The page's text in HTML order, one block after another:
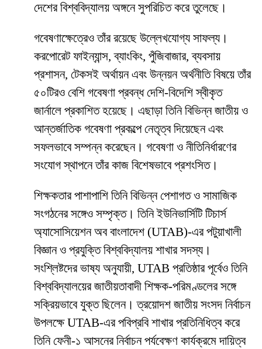
দেশের বিশ্ববিদ্যালয় অঙ্গনে সুপরিচিত করে তুলেছে।
গবেষণাক্ষেত্রেও তাঁর রয়েছে উল্লেখযোগ্য সাফল্য।
করপোরেট ফাইন্যান্স, ব্যাংকিং, পুঁজিবাজার, ব্যবসায়
প্রশাসন, টেকসই অর্থায়ন এবং উন্নয়ন অর্থনীতি বিষয়ে তাঁর
৫০টিরও বেশি গবেষণা প্রবন্ধ দেশি-বিদেশি স্বীকৃত
জার্নালে প্রকাশিত হয়েছে। এছাড়া তিনি বিভিন্ন জাতীয় ও
আন্তর্জাতিক গবেষণা প্রকল্পে নেতৃত্ব দিয়েছেন এবং
সফলভাবে সম্পন্ন করেছেন। গবেষণা ও নীতিনির্ধারণের
সংযোগ স্থাপনে তাঁর কাজ বিশেষভাবে প্রশংসিত।
শিক্ষকতার পাশাপাশি তিনি বিভিন্ন পেশাগত ও সামাজিক
সংগঠনের সঙ্গেও সম্পৃক্ত। তিনি ইউনিভার্সিটি টিচার্স
অ্যাসোসিয়েশন অব বাংলাদেশ (UTAB)-এর পটুয়াখালী
বিজ্ঞান ও প্রযুক্তি বিশ্ববিদ্যালয় শাখার সদস্য।
সংশ্লিষ্টদের ভাষ্য অনুযায়ী, UTAB প্রতিষ্ঠার পূর্বেও তিনি
বিশ্ববিদ্যালয়ের জাতীয়তাবাদী শিক্ষক-পরিমণ্ডলের সঙ্গে
সক্রিয়ভাবে যুক্ত ছিলেন। ত্রয়োদশ জাতীয় সংসদ নির্বাচন
উপলক্ষে UTAB-এর পবিপ্রবি শাখার প্রতিনিধিত্ব করে
তিনি ফেনী-১ আসনের নির্বাচন পর্যবেক্ষণ কার্যক্রমে দায়িত্ব